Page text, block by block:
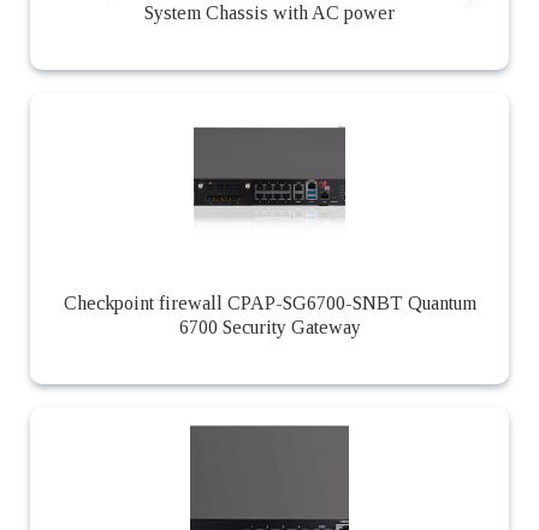
System Chassis with AC power
Checkpoint firewall CPAP-SG6700-SNBT Quantum
6700 Security Gateway